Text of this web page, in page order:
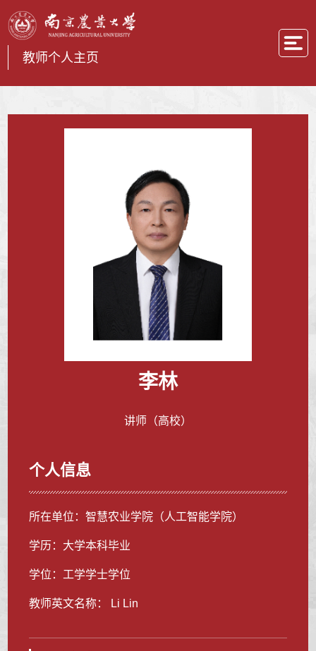
教师个人主页
李林
讲师（高校）
个人信息
所在单位：智慧农业学院（人工智能学院）
学历：大学本科毕业
学位：工学学士学位
教师英文名称： Li Lin